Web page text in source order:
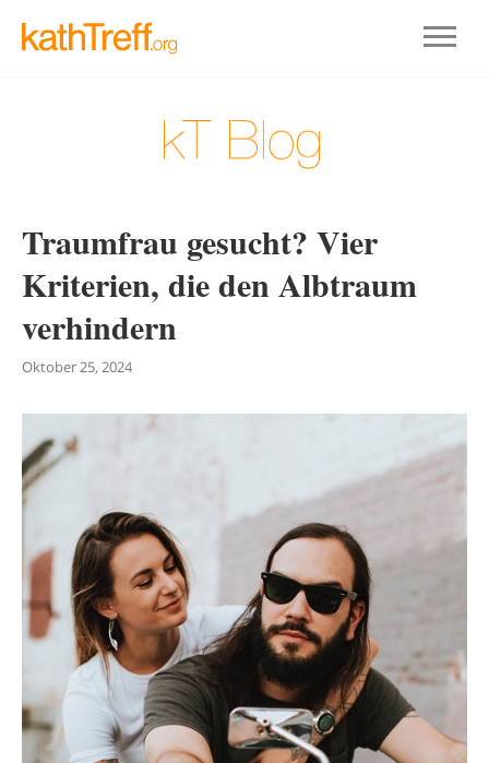
Traumfrau gesucht? Vier
Kriterien, die den Albtraum
verhindern
Oktober 25, 2024